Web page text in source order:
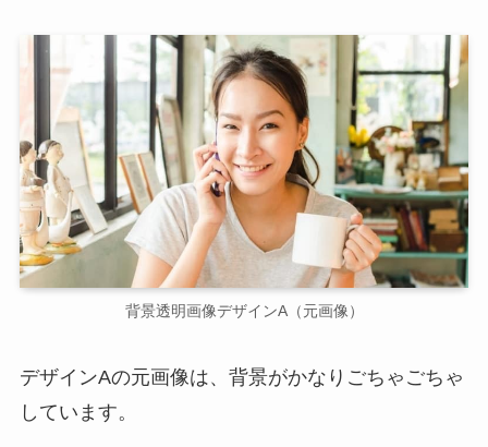
背景透明画像デザインA（元画像）
デザインAの元画像は、背景がかなりごちゃごちゃ
しています。